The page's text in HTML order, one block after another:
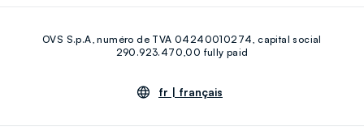
Youtube Linkedin
OVS S.p.A, numéro de TVA 04240010274, capital social
290.923.470,00 fully paid
fr | français